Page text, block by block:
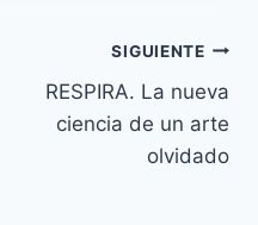
SIGUIENTE
RESPIRA. La nueva
ciencia de un arte
olvidado